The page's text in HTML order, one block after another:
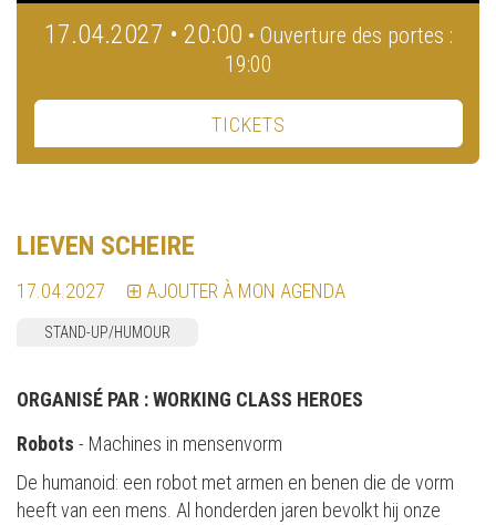
17.04.2027 • 20:00 • Ouverture des portes :
19:00
TICKETS
LIEVEN SCHEIRE
17.04.2027 AJOUTER À MON AGENDA
STAND-UP/HUMOUR
ORGANISÉ PAR :WORKING CLASS HEROES
Robots - Machines in mensenvorm
De humanoid: een robot met armen en benen die de vorm
heeft van een mens. Al honderden jaren bevolkt hij onze